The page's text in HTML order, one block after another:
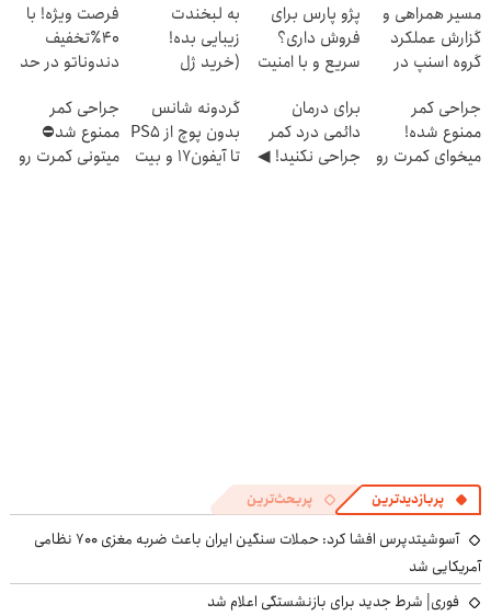
مسیر همراهی و
گزارش عملکرد
گروه اسنپ در
پژو پارس برای
فروش داری؟
سریع و با امنیت
به لبخندت
زیبایی بده!
(خرید ژل
دندان
با40%تخفیف)
فرصت ویژه! با
40٪تخفیف
دندوناتو در حد
کن
جراحی کمر
ممنوع شده!
میخوای کمرت رو
برای درمان
دائمی درد کمر
جراحی نکنید! ◀
گردونه شانس
بدون پوچ از PS5
تا آیفون17 و بیت
جراحی کمر
ممنوع شد⛔
میتونی کمرت رو
پربازدیدترین پربحث‌ترین
آسوشیتدپرس افشا کرد: حملات سنگین ایران باعث ضربه مغزی ۷۰۰ نظامی
آمریکایی شد
فوری| شرط جدید برای بازنشستگی اعلام شد